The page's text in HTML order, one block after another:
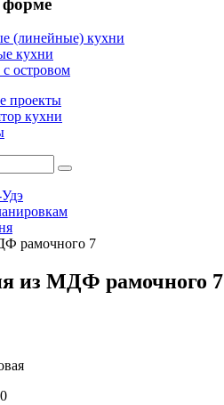
(линейные) кухни
кухни
островом
проекты
кухни
рамочного 7
из МДФ рамочного 7